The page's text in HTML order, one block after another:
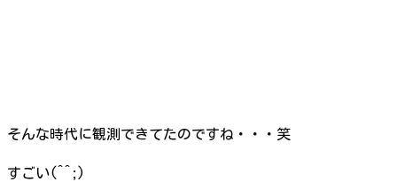
そんな時代に観測できてたのですね・・・笑
すごい(^^;)